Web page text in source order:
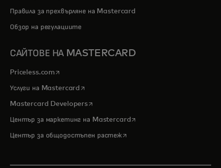
Правила за прехвърляне на Mastercard
Обзор на регулациите
САЙТОВЕ НА MASTERCARD
Priceless.com opens in a new tab
Услуги на Mastercard opens in a new tab
Mastercard Developersopens in a new tab
Център за маркетинг на Mastercardopens in a new tab
Център за общодостъпен растежopens in a new tab